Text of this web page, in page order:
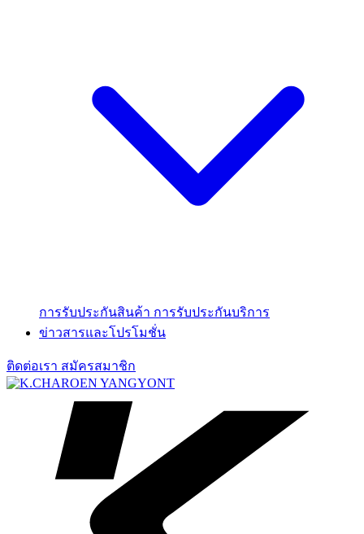
การรับประกันสินค้า การรับประกันบริการ
ข่าวสารและโปรโมชั่น
ติดต่อเรา สมัครสมาชิก